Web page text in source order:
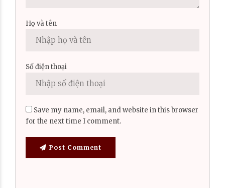
Họ và tên
Số điện thoại
Save my name, email, and website in this browser
for the next time I comment.
Post Comment